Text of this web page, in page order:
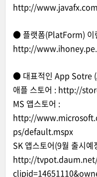
http://www.javafx.com
● 플랫폼(PlatForm) 이
http://
● 대표적인 App Sotre
애플 스토어 : http://
MS 앱스토어 :
http://
ps/default.mspx
SK 앱스토어(9월 출시예
http://